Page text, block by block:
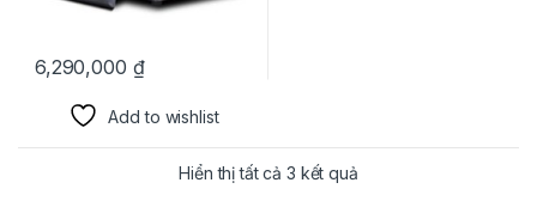
6,290,000 ₫
Add to wishlist
Hiển thị tất cả 3 kết quả